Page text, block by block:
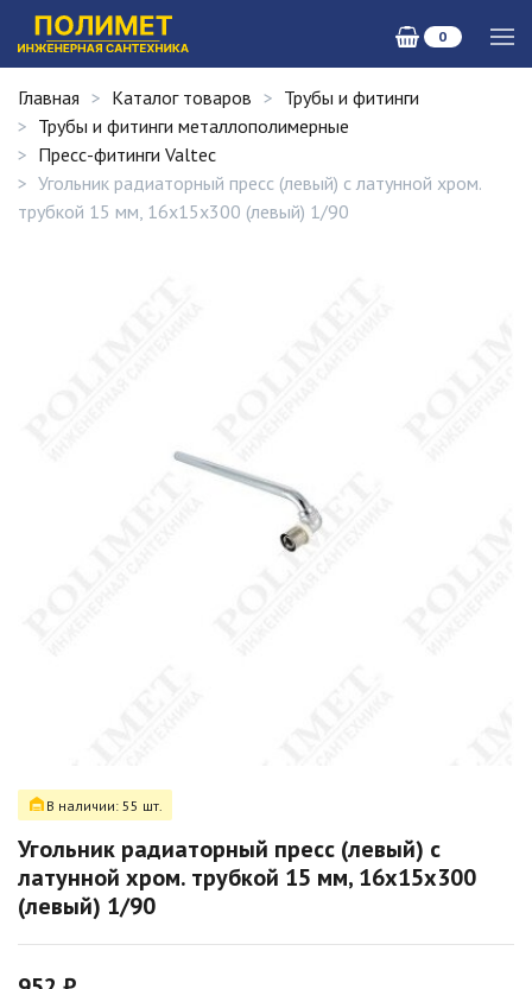
0
Главная Каталог товаров
Трубы и фитинги
Трубы и фитинги металлополимерные
Пресс-фитинги Valtec
Угольник радиаторный пресс (левый) с латунной хром.
трубкой 15 мм, 16х15х300 (левый) 1/90
В наличии: 55 шт.
Угольник радиаторный пресс (левый) с
латунной хром. трубкой 15 мм, 16х15х300
(левый) 1/90